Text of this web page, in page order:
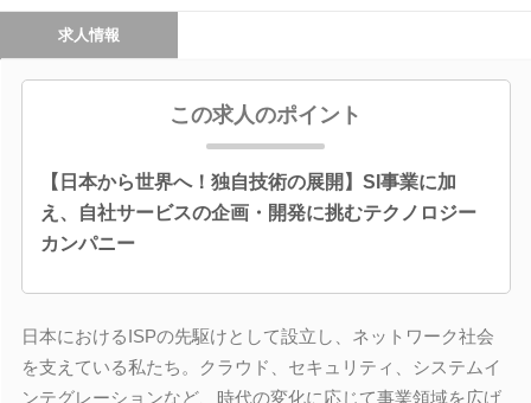
求人情報
この求人のポイント
【日本から世界へ！独自技術の展開】SI事業に加
え、自社サービスの企画・開発に挑むテクノロジー
カンパニー
日本におけるISPの先駆けとして設立し、ネットワーク社会
を支えている私たち。クラウド、セキュリティ、システムイ
ンテグレーションなど、時代の変化に応じて事業領域を広げ